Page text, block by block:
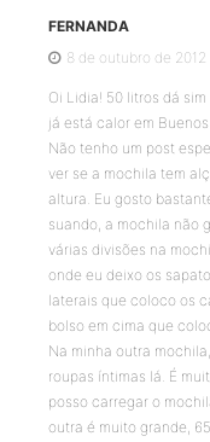
FERNANDA
8 de outubro de 2012
Oi Lidia! 50 litros dá
já está calor em Buenos
Não tenho um post
ver se a mochila tem
altura. Eu gosto
suando, a mochila não
várias divisões na
onde eu deixo os
laterais que coloco os
bolso em cima que
Na minha outra
roupas íntimas lá. É
posso carregar o
outra é muito grande,